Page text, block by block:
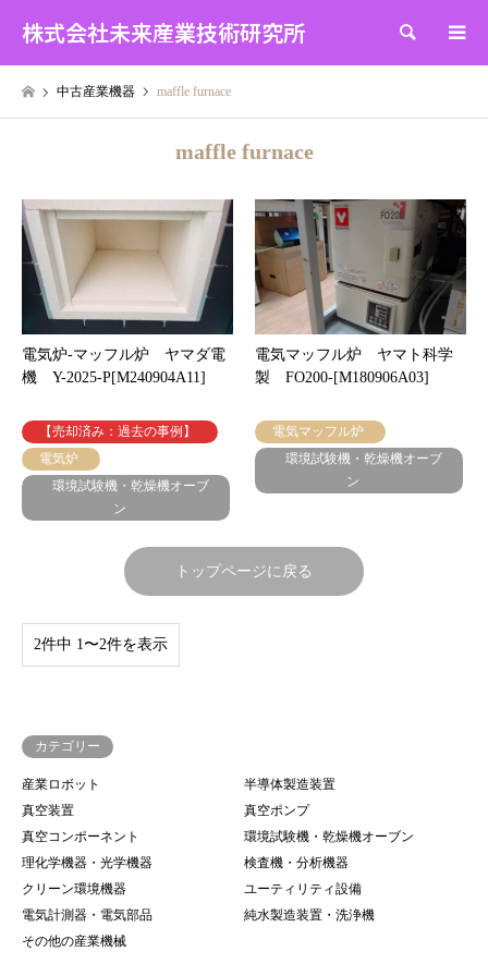
株式会社未来産業技術研究所 検索
中古産業機器 maffle furnace
maffle furnace
電気炉-マッフル炉 ヤマダ電
機 Y-2025-P[M240904A11]
【売却済み：過去の事例】
電気炉
環境試験機・乾燥機オーブ
ン
電気マッフル炉 ヤマト科学
製 FO200-[M180906A03]
電気マッフル炉
環境試験機・乾燥機オーブ
ン
トップページに戻る
2件中 1〜2件を表示
カテゴリー
産業ロボット
半導体製造装置
真空装置
真空ポンプ
真空コンポーネント
環境試験機・乾燥機オーブン
理化学機器・光学機器
検査機・分析機器
クリーン環境機器
ユーティリティ設備
電気計測器・電気部品
純水製造装置・洗浄機
その他の産業機械